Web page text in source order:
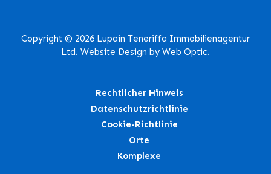
Copyright © 2026 Lupain Teneriffa Immobilienagentur
Ltd. Website Design by Web Optic.
Rechtlicher Hinweis
Datenschutzrichtlinie
Cookie-Richtlinie
Orte
Komplexe